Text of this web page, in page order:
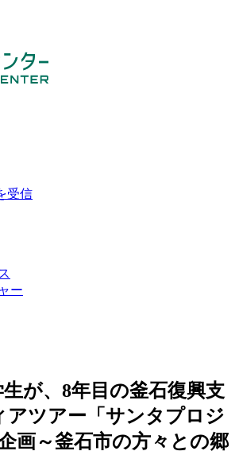
受信
ー
が、8年目の釜石復興支
アツアー「サンタプロジ
画～釜石市の方々との郷